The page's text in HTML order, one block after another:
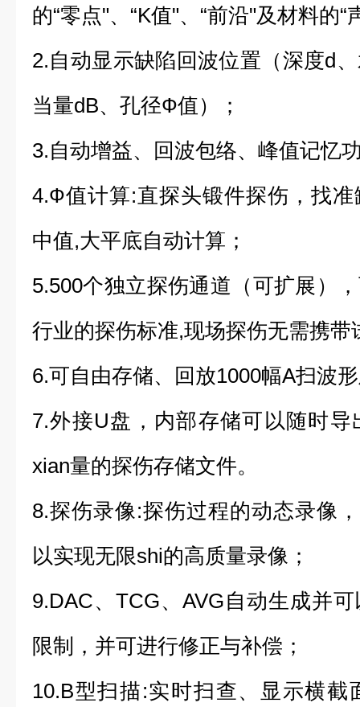
的“零点"、“K值"、“前沿"及材料的“
2.自动显示缺陷回波位置（深度d
当量dB、孔径Ф值）；
3.自动增益、回波包络、峰值记忆
4.Ф值计算:直探头锻件探伤，找
中值,大平底自动计算；
5.500个独立探伤通道（可扩展）
行业的探伤标准,现场探伤无需携带
6.可自由存储、回放1000幅A扫波
7.外接U盘，内部存储可以随时
xian量的探伤存储文件。
8.探伤录像:探伤过程的动态录像
以实现无限shi的高质量录像；
9.DAC、TCG、AVG自动生成并
限制，并可进行修正与补偿；
10.B型扫描:实时扫查、显示横截